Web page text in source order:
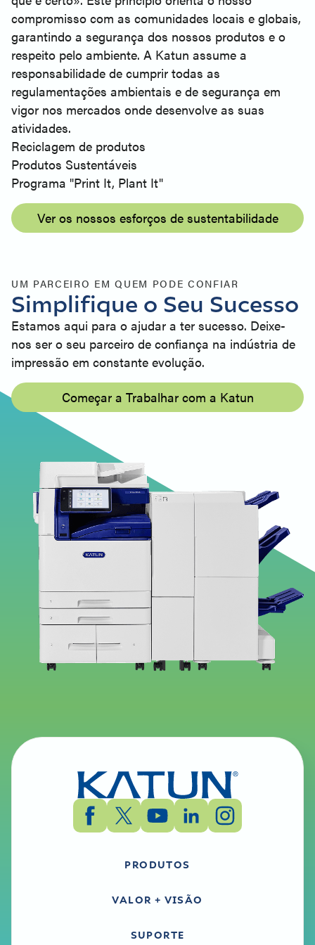
compromisso com as comunidades locais e globais,
garantindo a segurança dos nossos produtos e o
respeito pelo ambiente. A Katun assume a
responsabilidade de cumprir todas as
regulamentações ambientais e de segurança em
vigor nos mercados onde desenvolve as suas
atividades.
Reciclagem de produtos
Produtos Sustentáveis
Programa "Print It, Plant It"
Ver os nossos esforços de sustentabilidade
UM PARCEIRO EM QUEM PODE CONFIAR
Simplifique o Seu Sucesso
Estamos aqui para o ajudar a ter sucesso. Deixe-
nos ser o seu parceiro de confiança na indústria de
impressão em constante evolução.
Começar a Trabalhar com a Katun
PRODUTOS
VALOR + VISÃO
SUPORTE